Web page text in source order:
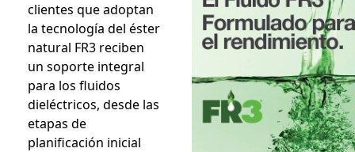
clientes que adoptan
la tecnología del éster
natural FR3 reciben
un soporte integral
para los fluidos
dieléctricos, desde las
etapas de
planificación inicial